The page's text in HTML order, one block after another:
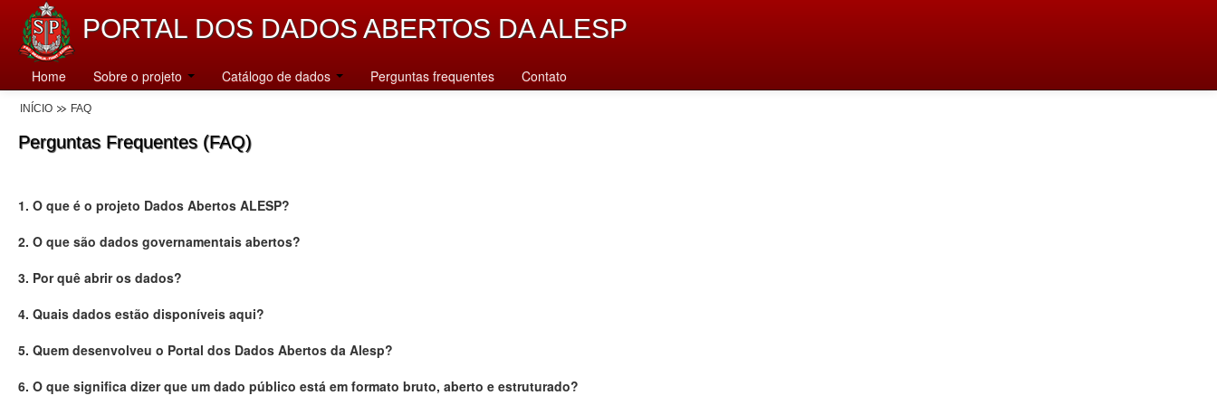
PORTAL DOS DADOS ABERTOS DA ALESP
Home Sobre o projeto Catálogo de dados Perguntas frequentes Contato
INÍCIO FAQ
Perguntas Frequentes (FAQ)
1. O que é o projeto Dados Abertos ALESP?
2. O que são dados governamentais abertos?
3. Por quê abrir os dados?
4. Quais dados estão disponíveis aqui?
5. Quem desenvolveu o Portal dos Dados Abertos da Alesp?
6. O que significa dizer que um dado público está em formato bruto, aberto e estruturado?